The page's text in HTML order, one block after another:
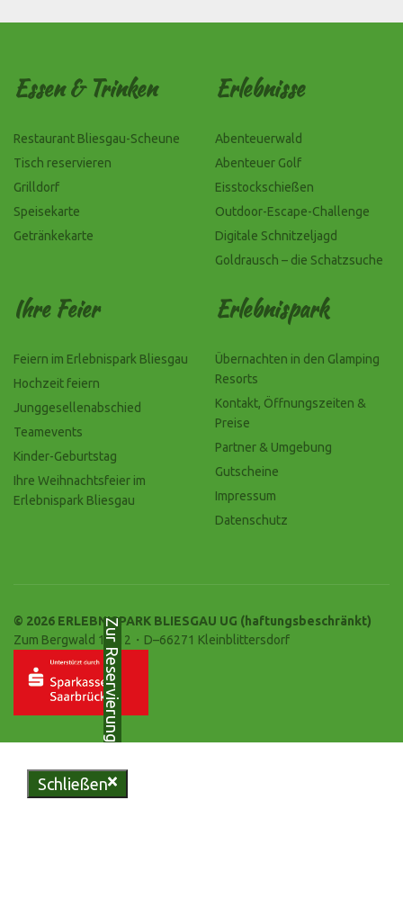
Essen & Trinken
Restaurant Bliesgau-Scheune
Tisch reservieren
Grilldorf
Speisekarte
Getränkekarte
Erlebnisse
Abenteuerwald
Abenteuer Golf
Eisstockschießen
Outdoor-Escape-Challenge
Digitale Schnitzeljagd
Goldrausch – die Schatzsuche
Ihre Feier
Feiern im Erlebnispark Bliesgau
Hochzeit feiern
Junggesellenabschied
Teamevents
Kinder-Geburtstag
Ihre Weihnachtsfeier im
Erlebnispark Bliesgau
Erlebnispark
Übernachten in den Glamping
Resorts
Kontakt, Öffnungszeiten &
Preise
Partner & Umgebung
Gutscheine
Impressum
Datenschutz
© 2026 ERLEBNISPARK BLIESGAU UG (haftungsbeschränkt)
Zum Bergwald 10-12・D–66271 Kleinblittersdorf
Zur Reservierung
Schließen